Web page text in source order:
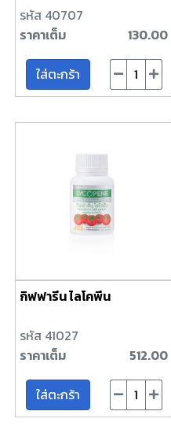
รหัส 40707
ราคาเต็ม
130.00
ใส่ตะกร้า
กิฟฟารีน ไลโคพีน
รหัส 41027
ราคาเต็ม
512.00
ใส่ตะกร้า